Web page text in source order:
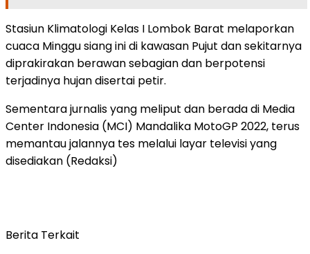
Stasiun Klimatologi Kelas I Lombok Barat melaporkan
cuaca Minggu siang ini di kawasan Pujut dan sekitarnya
diprakirakan berawan sebagian dan berpotensi
terjadinya hujan disertai petir.
Sementara jurnalis yang meliput dan berada di Media
Center Indonesia (MCI) Mandalika MotoGP 2022, terus
memantau jalannya tes melalui layar televisi yang
disediakan (Redaksi)
Berita Terkait